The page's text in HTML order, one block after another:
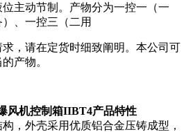
位主动节制。产物分为一控一（一
、一控三（二用
，请在定货时细致阐明。本公司可
产物。
风机控制箱IIBT4产品特性
，外壳采用优质铝合金压铸成型，